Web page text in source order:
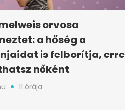
orvosa
a hőség a
is felborítja, erre
nőként
11 órája